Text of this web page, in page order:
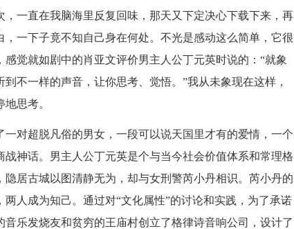
直在我脑海里反复回味，那天又下定决心下载下来，再
一下子竟不知自己身在何处。不光是感动这么简单，它很
觉就如剧中的肖亚文评价男主人公丁元英时说的：“就象
不一样的声音，让你思考、觉悟。”我从未象现在这样，
思考。
超脱凡俗的男女，一段可以说天国里才有的爱情，一个
神话。男主人公丁元英是个与当今社会价值体系和常理格
居古城以图清静无为，却与女刑警芮小丹相识。芮小丹的
人成为知己。通过对“文化属性”的讨论和实践，为了承诺
乐发烧友和贫穷的王庙村创立了格律诗音响公司，设计了